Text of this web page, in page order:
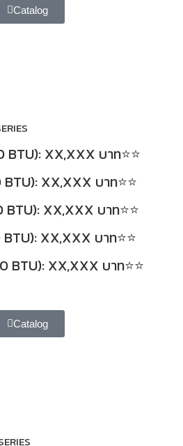
Catalog
XX,XXX บาท⭐⭐
XX,XXX บาท⭐⭐
BTU): XX,XXX บาท⭐⭐
XX,XXX บาท⭐⭐
BTU): XX,XXX บาท⭐⭐
Catalog